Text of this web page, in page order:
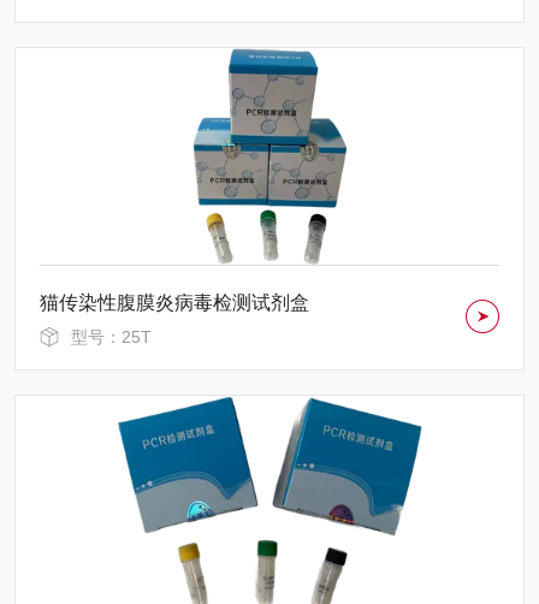
猫传染性腹膜炎病毒检测试剂盒
型号：25T